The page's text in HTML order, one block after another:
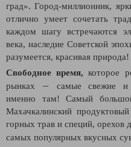
град». Город-миллионник,
отлично умеет сочетать
каждом шагу встречаются
века, наследие Советской
разумеется, красивая природа!
Свободное время,которое
рынках — самые свежие и
именно там! Самый
Махачкалинский
горных трав и специй,
самых популярных вкусных